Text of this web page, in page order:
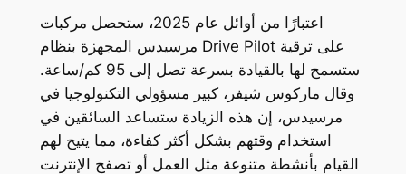
اعتبارًا من أوائل عام 2025، ستحصل مركبات
مرسيدس المجهزة بنظام Drive Pilot على ترقية
ستسمح لها بالقيادة بسرعة تصل إلى 95 كم/ساعة.
وقال ماركوس شيفر، كبير مسؤولي التكنولوجيا في
مرسيدس، إن هذه الزيادة ستساعد السائقين في
استخدام وقتهم بشكل أكثر كفاءة، مما يتيح لهم
القيام بأنشطة متنوعة مثل العمل أو تصفح الإنترنت